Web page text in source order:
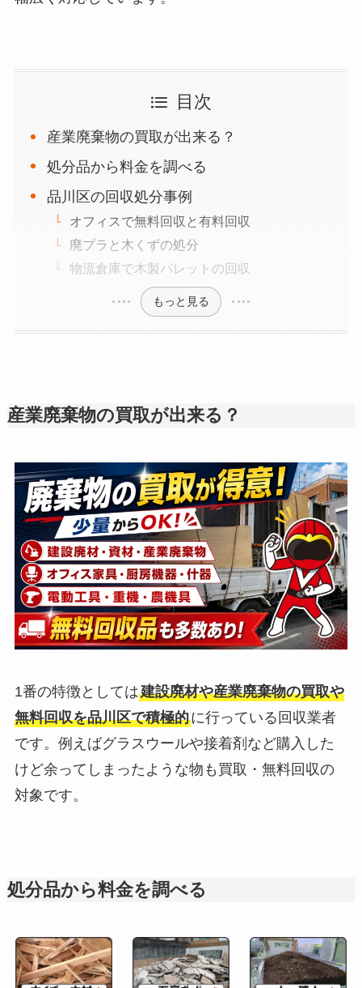
目次
産業廃棄物の買取が出来る？
処分品から料金を調べる
品川区の回収処分事例
オフィスで無料回収と有料回収
廃プラと木くずの処分
物流倉庫で木製パレットの回収
もっと見る
産業廃棄物の買取が出来る？
1番の特徴としては建設廃材や産業廃棄物の買取や
無料回収を品川区で積極的に行っている回収業者
です。例えばグラスウールや接着剤など購入した
けど余ってしまったような物も買取・無料回収の
対象です。
処分品から料金を調べる